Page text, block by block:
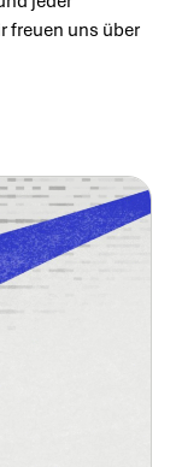
freuen uns über